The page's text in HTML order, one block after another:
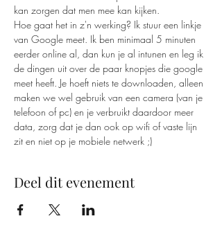
kan zorgen dat men mee kan kijken.
Hoe gaat het in z'n werking? Ik stuur een linkje
van Google meet. Ik ben minimaal 5 minuten
eerder online al, dan kun je al intunen en leg ik
de dingen uit over de paar knopjes die google
meet heeft. Je hoeft niets te downloaden, alleen
maken we wel gebruik van een camera (van je
telefoon of pc) en je verbruikt daardoor meer
data, zorg dat je dan ook op wifi of vaste lijn
zit en niet op je mobiele netwerk ;)
Deel dit evenement